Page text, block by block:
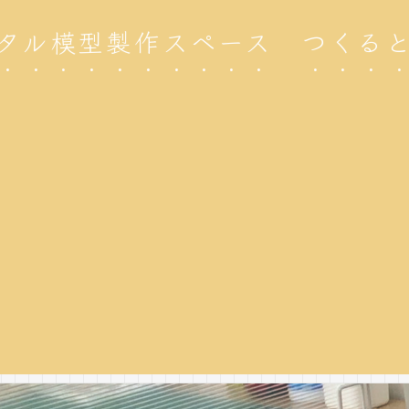
ル模型製作スペース つくる